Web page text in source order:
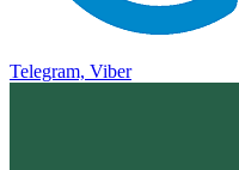
Telegram, Viber